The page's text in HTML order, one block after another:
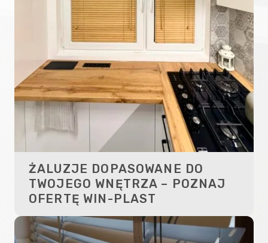
ŻALUZJE DOPASOWANE DO
TWOJEGO WNĘTRZA – POZNAJ
OFERTĘ WIN-PLAST